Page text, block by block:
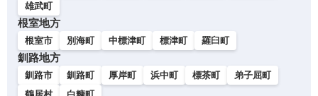
雄武町
根室地方
根室市 別海町 中標津町 標津町 羅臼町
釧路地方
釧路市 釧路町 厚岸町 浜中町 標茶町
弟子屈町